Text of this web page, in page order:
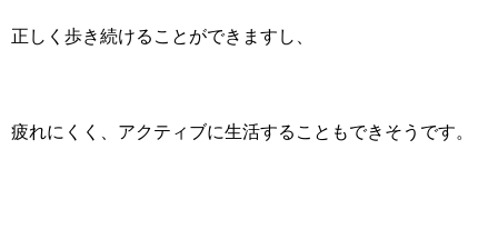
正しく歩き続けることができますし、
疲れにくく、アクティブに生活することもできそうです。